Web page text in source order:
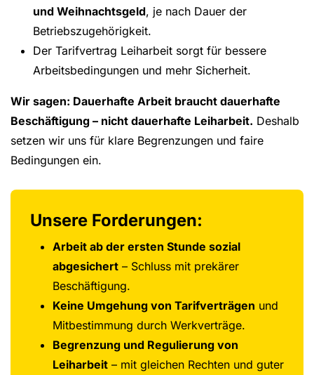
und Weihnachtsgeld, je nach Dauer der
Betriebszugehörigkeit.
Der Tarifvertrag Leiharbeit sorgt für bessere
Arbeitsbedingungen und mehr Sicherheit.
Wir sagen: Dauerhafte Arbeit braucht dauerhafte
Beschäftigung – nicht dauerhafte Leiharbeit. Deshalb
setzen wir uns für klare Begrenzungen und faire
Bedingungen ein.
Unsere Forderungen:
Arbeit ab der ersten Stunde sozial
abgesichert – Schluss mit prekärer
Beschäftigung.
Keine Umgehung von Tarifverträgen und
Mitbestimmung durch Werkverträge.
Begrenzung und Regulierung von
Leiharbeit – mit gleichen Rechten und guter